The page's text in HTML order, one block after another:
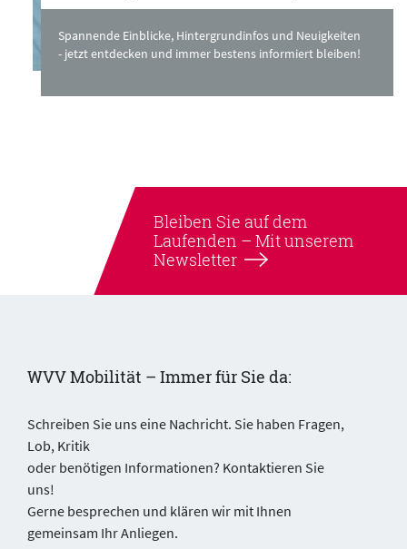
Spannende Einblicke, Hintergrundinfos und Neuigkeiten
- jetzt entdecken und immer bestens informiert bleiben!
Bleiben Sie auf dem
Laufenden – Mit unserem
Newsletter
WVV Mobilität – Immer für Sie da:
Schreiben Sie uns eine Nachricht. Sie haben Fragen,
Lob, Kritik
oder benötigen Informationen? Kontaktieren Sie
uns!
Gerne besprechen und klären wir mit Ihnen
gemeinsam Ihr Anliegen.